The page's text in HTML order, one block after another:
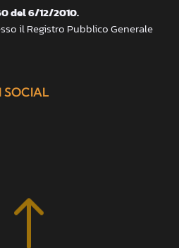
del 6/12/2010.
il Registro Pubblico Generale
SOCIAL